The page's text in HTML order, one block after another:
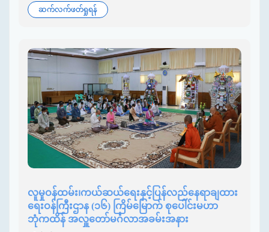
ဆက်လက်ဖတ်ရှုရန်
လူမှုဝန်ထမ်း၊ကယ်ဆယ်ရေးနှင့်ပြန်လည်နေရာချထား
ရေးဝန်ကြီးဌာန (၁၆) ကြိမ်မြောက် စုပေါင်းမဟာ
ဘုံကထိန် အလှူတော်မင်္ဂလာအခမ်းအနား